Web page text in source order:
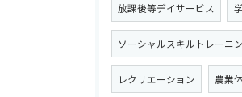
放課後等デイサービス
ソーシャルスキルトレーニ
レクリエーション 農業